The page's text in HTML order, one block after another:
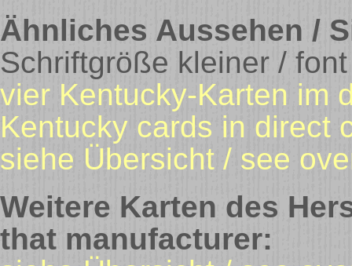
Ähnliches Aussehen /
Schriftgröße kleiner /
vier Kentucky-Karten im
Kentucky cards in direct
siehe Übersicht / see
Weitere Karten des
that manufacturer: